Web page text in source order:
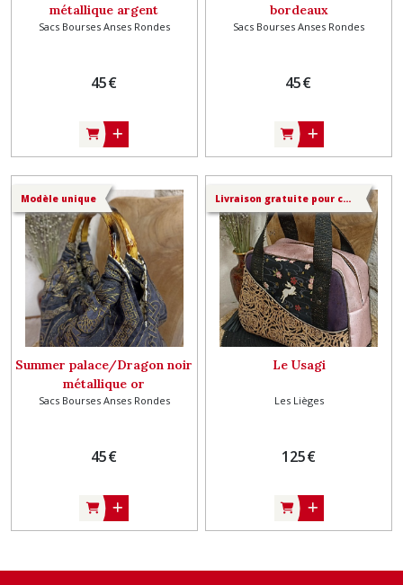
métallique argent
Sacs Bourses Anses Rondes
45€
bordeaux
Sacs Bourses Anses Rondes
45€
Modèle unique
Summer palace/Dragon noir
métallique or
Sacs Bourses Anses Rondes
45€
Livraison gratuite pour ce produit
Le Usagi
Les Lièges
125€